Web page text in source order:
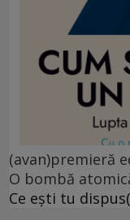
(avan)premieră
O bombă
Ce ești tu